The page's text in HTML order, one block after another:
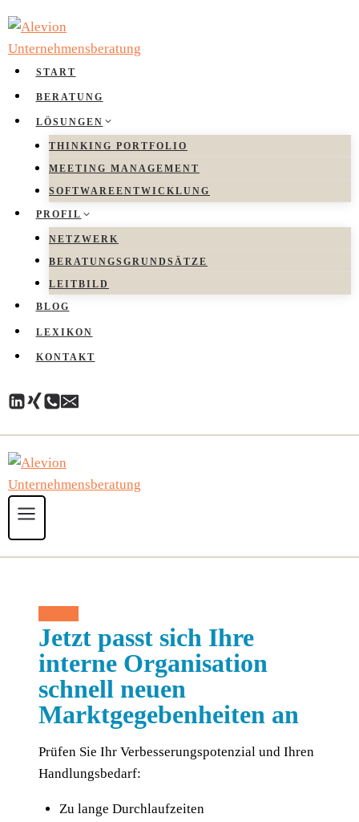
Inhalt
springen
START
BERATUNG
LÖSUNGEN
THINKING PORTFOLIO
MEETING MANAGEMENT
SOFTWAREENTWICKLUNG
PROFIL
NETZWERK
BERATUNGSGRUNDSÄTZE
LEITBILD
BLOG
LEXIKON
KONTAKT
Jetzt passt sich Ihre
interne Organisation
schnell neuen
Marktgegebenheiten an
Prü­fen Sie Ihr Ver­bes­se­rungs­po­ten­zi­al und Ihren
Handlungsbedarf:
Zu lan­ge Durchlaufzeiten